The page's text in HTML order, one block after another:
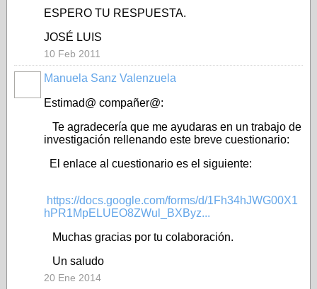
ESPERO TU RESPUESTA.
JOSÉ LUIS
10 Feb 2011
Manuela Sanz Valenzuela
Estimad@ compañer@:
Te agradecería que me ayudaras en un trabajo de
investigación rellenando este breve cuestionario:
El enlace al cuestionario es el siguiente:
https://docs.google.com/forms/d/1Fh34hJWG00X1
hPR1MpELUEO8ZWul_BXByz...
Muchas gracias por tu colaboración.
Un saludo
20 Ene 2014